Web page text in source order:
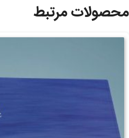
محصولات مرتبط